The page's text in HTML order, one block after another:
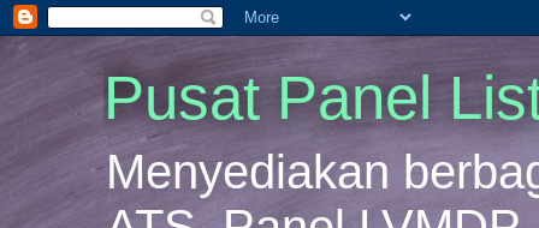
Pusat Panel
Menyediakan